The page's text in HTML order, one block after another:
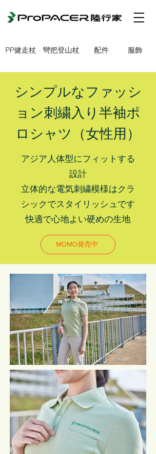
PP健走杖 服飾
配件
彎把登山杖
シンプルなファッシ
ョン刺繍入り半袖ポ
ロシャツ（女性用）
アジア人体型にフィットする
設計
立体的な電気刺繍模様はクラ
シックでスタイリッシュです
快適で心地よい硬めの生地
MOMO発売中